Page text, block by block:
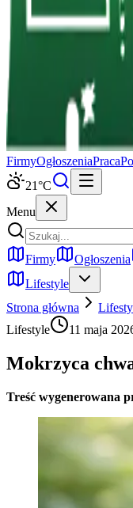
FirmyOgłoszeniaPraca
21°C
Menu
Firmy Ogłoszenia
Lifestyle
Strona główna
Lifestyle
11 maja
Mokrzyca
Treść wygenerowana